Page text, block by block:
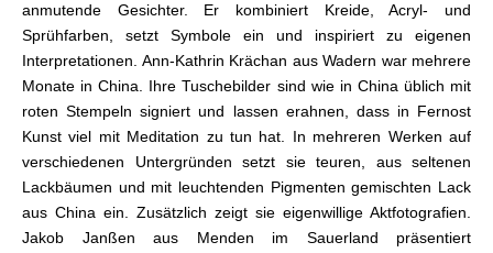
anmutende Gesichter. Er kombiniert Kreide, Acryl- und
Sprühfarben, setzt Symbole ein und inspiriert zu eigenen
Interpretationen. Ann-Kathrin Krächan aus Wadern war mehrere
Monate in China. Ihre Tuschebilder sind wie in China üblich mit
roten Stempeln signiert und lassen erahnen, dass in Fernost
Kunst viel mit Meditation zu tun hat. In mehreren Werken auf
verschiedenen Untergründen setzt sie teuren, aus seltenen
Lackbäumen und mit leuchtenden Pigmenten gemischten Lack
aus China ein. Zusätzlich zeigt sie eigenwillige Aktfotografien.
Jakob Janßen aus Menden im Sauerland präsentiert